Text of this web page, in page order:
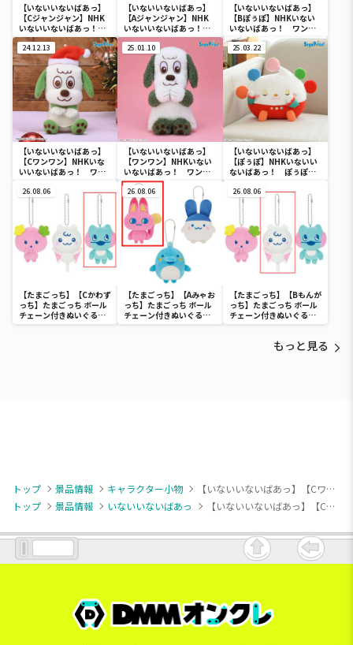
【いないいないばあっ】
【Cジャンジャン】NHK
いないいないばあっ！
ワンワン＆ぽぅぽ＆ジャ
ンジャンのぬいぐるみ
【いないいないばあっ】
【Aジャンジャン】NHK
いないいないばあっ！
ワンワン＆ぽぅぽ＆ジャ
ンジャンの & you マ
スコット ～クリスマス
【いないいないばあっ】
【Bぽぅぽ】NHKいない
いないばあっ！ ワンワ
ン＆ぽぅぽ＆ジャンジャ
ンの & you マスコッ
ト ～クリスマス～
24.12.13
【いないいないばあっ】
【Cワンワン】NHKいな
いいないばあっ！ ワン
ャンの & you マスコ
ット ～クリスマス～
25.01.10
【いないいないばあっ】
【ワンワン】NHKいない
いないばあっ！ ワンワ
ンの LLぬいぐるみ ぷ
くっとVer.
25.03.22
【いないいないばあっ】
【ぽぅぽ】NHKいないい
ないばあっ！ ぽぅぽ
すや～
26.08.06
【たまごっち】【Cかわず
っち】たまごっち ボール
チェーン付きぬいぐるみ
～Tamagotchi
26.08.06
【たまごっち】【Aみゃお
っち】たまごっち ボール
チェーン付きぬいぐるみ
～Tamagotchi
26.08.06
【たまごっち】【Bもんが
っち】たまごっち ボール
チェーン付きぬいぐるみ
～Tamagotchi
もっと見る
トップ 景品情報 キャラクター小物
【いないいないばあっ】【Cワンワン】NHKいないいないばあっ！ ワンワン&ぽぅぽ&まぁるの マスコット ～パステルカラー～
トップ
景品情報 いないいないばあっ 【いないいないばあっ】【Cワンワン】NHKいないいないばあっ！ ワンワン&ぽぅぽ&まぁるの マスコット ～パステルカラー～